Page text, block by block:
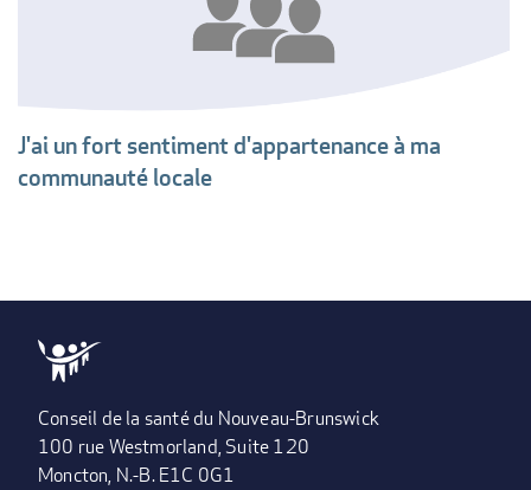
J'ai un fort sentiment d'appartenance à ma
communauté locale
Conseil de la santé du Nouveau-Brunswick
100 rue Westmorland, Suite 120
Moncton, N.-B. E1C 0G1